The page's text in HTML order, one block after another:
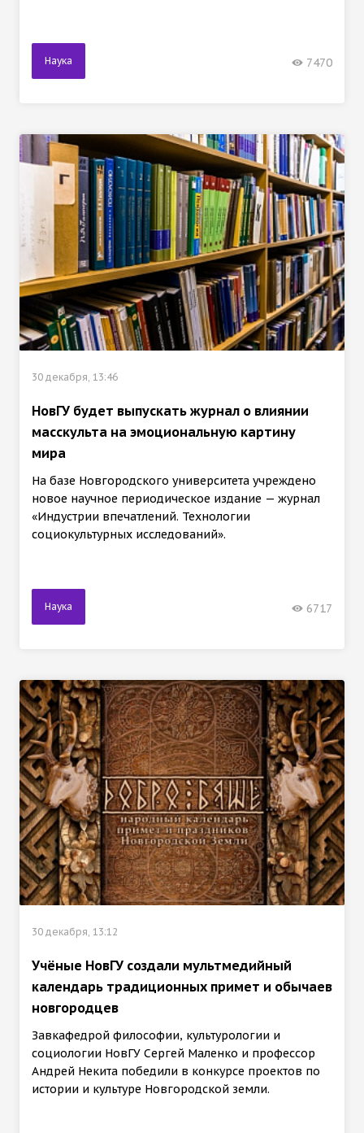
Наука 7470
30 декабря, 13:46
НовГУ будет выпускать журнал о влиянии
масскульта на эмоциональную картину
мира
На базе Новгородского университета учреждено
новое научное периодическое издание — журнал
«Индустрии впечатлений. Технологии
социокультурных исследований».
Наука 6717
30 декабря, 13:12
Учёные НовГУ создали мультмедийный
календарь традиционных примет и обычаев
новгородцев
Завкафедрой философии, культурологии и
социологии НовГУ Сергей Маленко и профессор
Андрей Некита победили в конкурсе проектов по
истории и культуре Новгородской земли.